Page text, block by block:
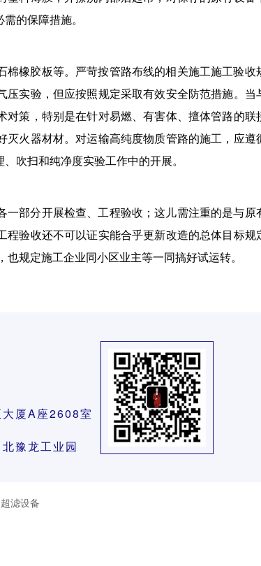
的保障措施。
橡胶板等。严苛按管路布线的相关施工施工验收
实验，但应按照规定采取有效安全防范措施。当
策，特别是在针对易燃、有害体、擅体管路的联
火器材材。对运输高纯度物质管路的施工，应遵
吹扫和纯净度实验工作中的开展。
部分开展检查、工程验收；这儿需注重的是与原
验收还不可以证实能合乎更新改造的总体目标规
规定施工企业同小区业主等一同搞好试运转。
厦A座2608室
豫龙工业园
超滤设备